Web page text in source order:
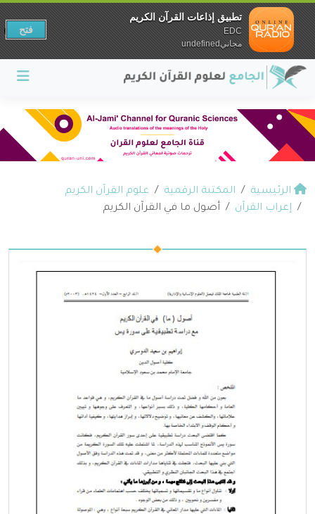
الرئيسية المكتبة الرقمية
علوم القرآن الكريم
إعراب القرآن
أصول ما في القرآن الكريم
تطبيق إذاعات القرآن الكريم
EDC
مجانيundefined
فتح